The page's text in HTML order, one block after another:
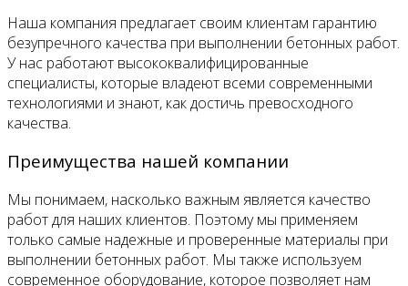
Наша компания предлагает своим клиентам гарантию
безупречного качества при выполнении бетонных работ.
У нас работают высококвалифицированные
специалисты, которые владеют всеми современными
технологиями и знают, как достичь превосходного
качества.
Преимущества нашей компании
Мы понимаем, насколько важным является качество
работ для наших клиентов. Поэтому мы применяем
только самые надежные и проверенные материалы при
выполнении бетонных работ. Мы также используем
современное оборудование, которое позволяет нам